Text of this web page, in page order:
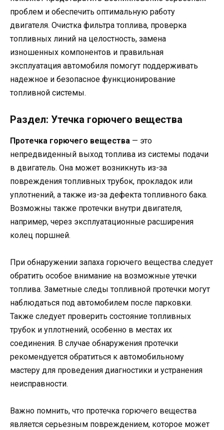
проблем и обеспечить оптимальную работу
двигателя. Очистка фильтра топлива, проверка
топливных линий на целостность, замена
изношенных компонентов и правильная
эксплуатация автомобиля помогут поддерживать
надежное и безопасное функционирование
топливной системы.
Раздел: Утечка горючего вещества
Протечка горючего вещества — это
непредвиденный выход топлива из системы подачи
в двигатель. Она может возникнуть из-за
повреждения топливных трубок, прокладок или
уплотнений, а также из-за дефекта топливного бака.
Возможны также протечки внутри двигателя,
например, через эксплуатационные расширения
колец поршней.
При обнаружении запаха горючего вещества следует
обратить особое внимание на возможные утечки
топлива. Заметные следы топливной протечки могут
наблюдаться под автомобилем после парковки.
Также следует проверить состояние топливных
трубок и уплотнений, особенно в местах их
соединения. В случае обнаружения протечки
рекомендуется обратиться к автомобильному
мастеру для проведения диагностики и устранения
неисправности.
Важно помнить, что протечка горючего вещества
является серьезным повреждением, которое может